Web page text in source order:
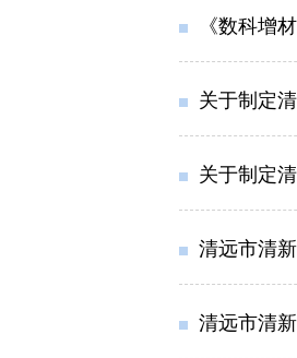
《数科增
关于制定
关于制定
清远市清
清远市清